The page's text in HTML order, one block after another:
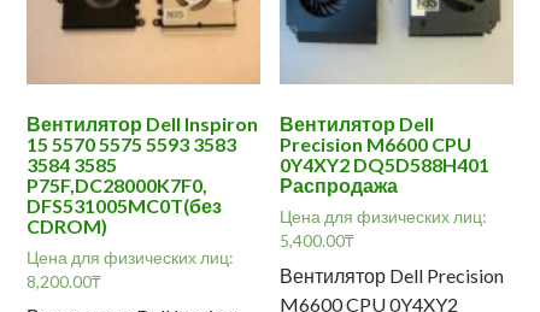
Вентилятор Dell Inspiron
15 5570 5575 5593 3583
3584 3585
P75F,DC28000K7F0,
DFS531005MC0T(без
CDROM)
Цена для физических лиц:
8,200.00₸
Вентилятор Dell
Precision M6600 CPU
0Y4XY2 DQ5D588H401
Распродажа
Цена для физических лиц:
5,400.00₸
Вентилятор Dell Precision
M6600 CPU 0Y4XY2